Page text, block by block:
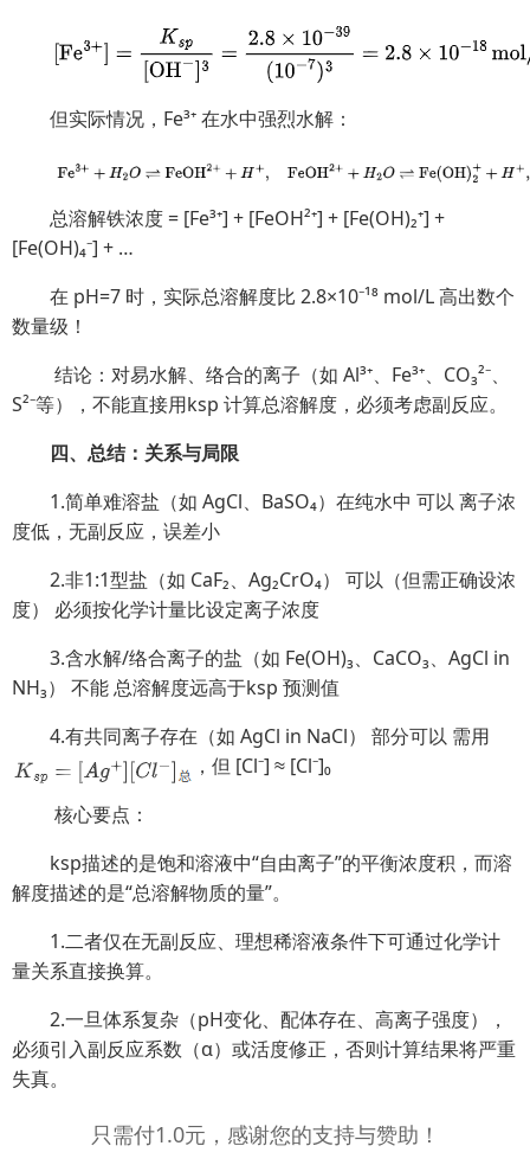
但实际情况，Fe³⁺ 在水中强烈水解：
总溶解铁浓度 = [Fe³⁺] + [FeOH²⁺] + [Fe(OH)₂⁺] +
[Fe(OH)₄⁻] + …
在 pH=7 时，实际总溶解度比 2.8×10⁻¹⁸ mol/L 高出数个
数量级！
结论：对易水解、络合的离子（如 Al³⁺、Fe³⁺、CO₃²⁻、
S²⁻等），不能直接用ksp 计算总溶解度，必须考虑副反应。
四、总结：关系与局限
1.简单难溶盐（如 AgCl、BaSO₄）在纯水中 可以 离子浓
度低，无副反应，误差小
2.非1:1型盐（如 CaF₂、Ag₂CrO₄） 可以（但需正确设浓
度） 必须按化学计量比设定离子浓度
3.含水解/络合离子的盐（如 Fe(OH)₃、CaCO₃、AgCl in
NH₃） 不能 总溶解度远高于ksp 预测值
4.有共同离子存在（如 AgCl in NaCl） 部分可以 需用
，但 [Cl⁻] ≈ [Cl⁻]₀
核心要点：
ksp描述的是饱和溶液中“自由离子”的平衡浓度积，而溶
解度描述的是“总溶解物质的量”。
1.二者仅在无副反应、理想稀溶液条件下可通过化学计
量关系直接换算。
2.一旦体系复杂（pH变化、配体存在、高离子强度），
必须引入副反应系数（α）或活度修正，否则计算结果将严重
失真。
只需付1.0元，感谢您的支持与赞助！